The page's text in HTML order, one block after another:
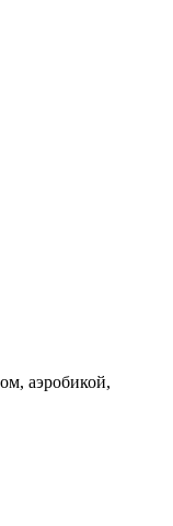
аэробикой,